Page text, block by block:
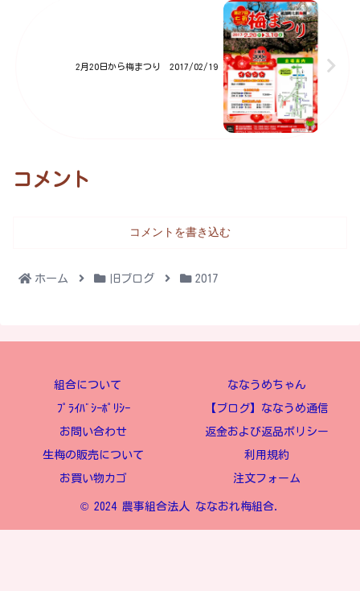
2月20日から梅まつり 2017/02/19
コメント
コメントを書き込む
ホーム 旧ブログ 2017
組合について ななうめちゃん
ﾌﾟﾗｲﾊﾞｼｰﾎﾟﾘｼｰ 【ブログ】ななうめ通信
お問い合わせ 返金および返品ポリシー
生梅の販売について 利用規約
お買い物カゴ 注文フォーム
© 2024 農事組合法人 ななおれ梅組合.